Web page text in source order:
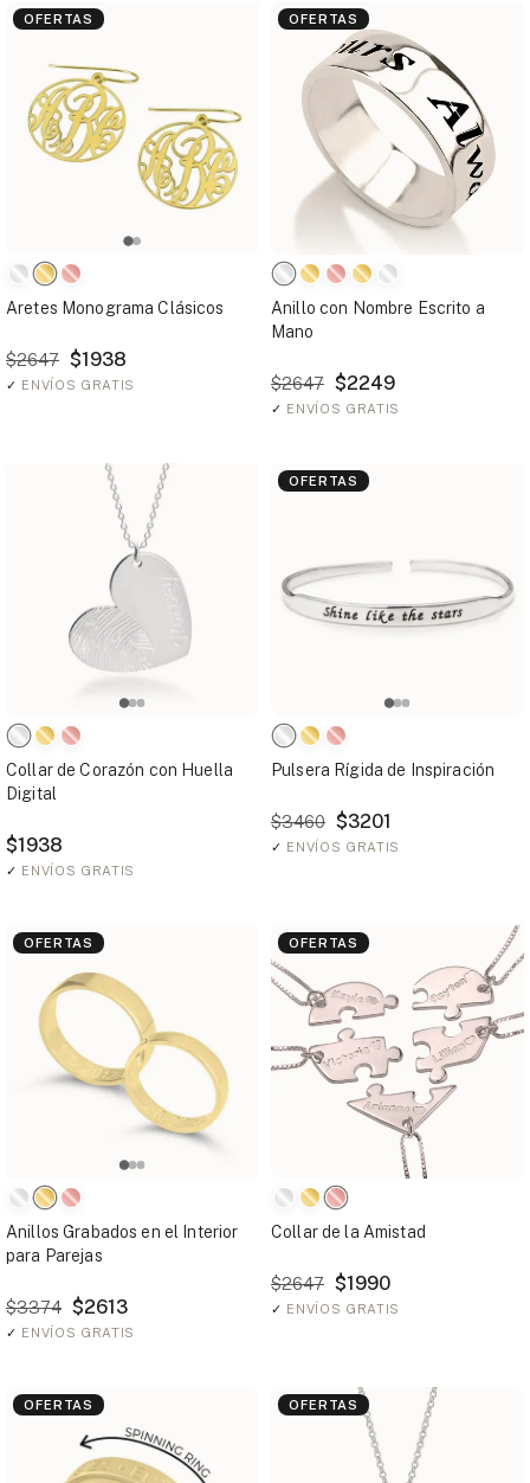
OFERTAS
Aretes Monograma Clásicos
$2647 $1938
✓ ENVÍOS GRATIS
OFERTAS
Anillo con Nombre Escrito a
Mano
$2647 $2249
✓ ENVÍOS GRATIS
Collar de Corazón con Huella
Digital
$1938
✓ ENVÍOS GRATIS
OFERTAS
Pulsera Rígida de Inspiración
$3460 $3201
✓ ENVÍOS GRATIS
OFERTAS
Anillos Grabados en el Interior
para Parejas
$3374 $2613
✓ ENVÍOS GRATIS
OFERTAS
Collar de la Amistad
$2647 $1990
✓ ENVÍOS GRATIS
OFERTAS OFERTAS